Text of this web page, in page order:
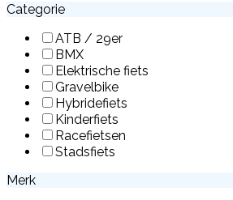
Categorie
ATB / 29er
BMX
Elektrische fiets
Gravelbike
Hybridefiets
Kinderfiets
Racefietsen
Stadsfiets
Merk